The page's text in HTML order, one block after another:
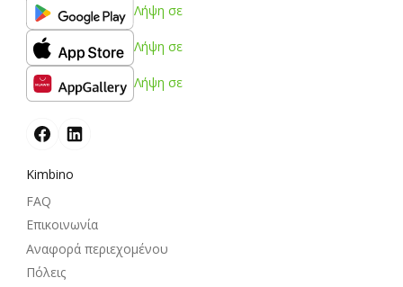
Λήψη σε
Λήψη σε
Λήψη σε
Kimbino
FAQ
Επικοινωνία
Αναφορά περιεχομένου
Πόλεις